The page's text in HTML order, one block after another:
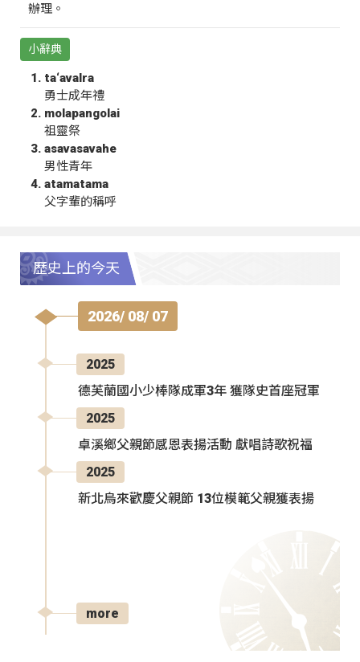
辦理。
小辭典
ta‘avalra
勇士成年禮
molapangolai
祖靈祭
asavasavahe
男性青年
atamatama
父字輩的稱呼
歷史上的今天
2026/ 08/ 07
2025
德芙蘭國小少棒隊成軍3年 獲隊史首座冠軍
2025
卓溪鄉父親節感恩表揚活動 獻唱詩歌祝福
2025
新北烏來歡慶父親節 13位模範父親獲表揚
more